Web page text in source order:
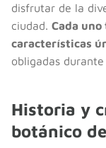
disfrutar de la
ciudad. Cada
características
obligadas
Historia y
botánico